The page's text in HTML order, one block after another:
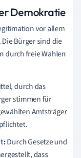
Demokratie
vor allem
Die Bürger sind die
durch freie Wahlen
durch das
stimmen für
Amtsträger
:Durch Gesetze und
dass